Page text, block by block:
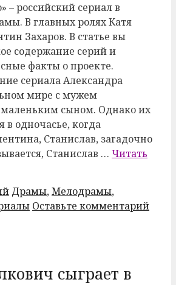
– российский сериал в
В главных ролях Катя
Захаров. В статье вы
содержание серий и
факты о проекте.
сериала Александра
мире с мужем
сыном. Однако их
одночасье, когда
Станислав, загадочно
Станислав … Читать
Метки
Драмы,Мелодрамы,
Оставьте комментарий
сыграет в